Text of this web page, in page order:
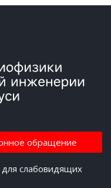
для слабовидящих
обращение